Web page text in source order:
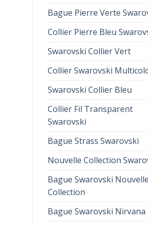
Bague Pierre Verte
Collier Pierre Bleu
Swarovski Collier Vert
Collier Swarovski
Swarovski Collier Bleu
Collier Fil Transparent
Swarovski
Bague Strass Swarovski
Nouvelle Collection
Bague Swarovski Nouvelle
Collection
Bague Swarovski Nirvana